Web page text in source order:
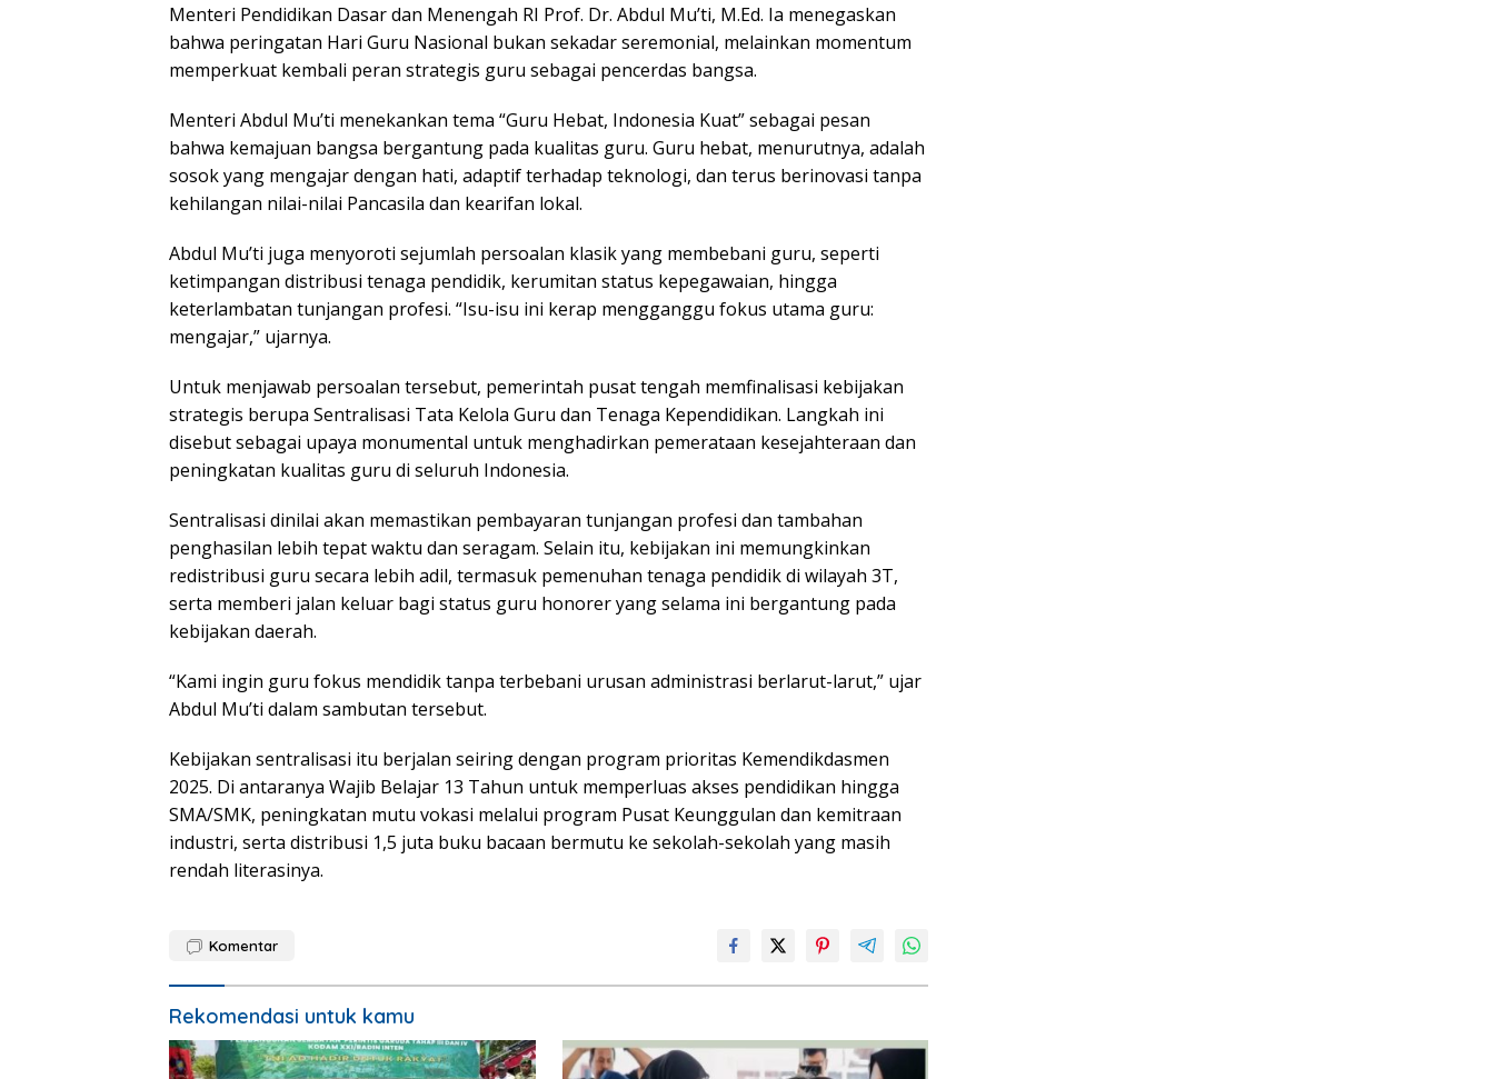
Menteri Pendidikan Dasar dan Menengah RI Prof. Dr. Abdul Mu’ti, M.Ed. Ia menegaskan
bahwa peringatan Hari Guru Nasional bukan sekadar seremonial, melainkan momentum
memperkuat kembali peran strategis guru sebagai pencerdas bangsa.
Menteri Abdul Mu’ti menekankan tema “Guru Hebat, Indonesia Kuat” sebagai pesan
bahwa kemajuan bangsa bergantung pada kualitas guru. Guru hebat, menurutnya, adalah
sosok yang mengajar dengan hati, adaptif terhadap teknologi, dan terus berinovasi tanpa
kehilangan nilai-nilai Pancasila dan kearifan lokal.
Abdul Mu’ti juga menyoroti sejumlah persoalan klasik yang membebani guru, seperti
ketimpangan distribusi tenaga pendidik, kerumitan status kepegawaian, hingga
keterlambatan tunjangan profesi. “Isu-isu ini kerap mengganggu fokus utama guru:
mengajar,” ujarnya.
Untuk menjawab persoalan tersebut, pemerintah pusat tengah memfinalisasi kebijakan
strategis berupa Sentralisasi Tata Kelola Guru dan Tenaga Kependidikan. Langkah ini
disebut sebagai upaya monumental untuk menghadirkan pemerataan kesejahteraan dan
peningkatan kualitas guru di seluruh Indonesia.
Sentralisasi dinilai akan memastikan pembayaran tunjangan profesi dan tambahan
penghasilan lebih tepat waktu dan seragam. Selain itu, kebijakan ini memungkinkan
redistribusi guru secara lebih adil, termasuk pemenuhan tenaga pendidik di wilayah 3T,
serta memberi jalan keluar bagi status guru honorer yang selama ini bergantung pada
kebijakan daerah.
“Kami ingin guru fokus mendidik tanpa terbebani urusan administrasi berlarut-larut,” ujar
Abdul Mu’ti dalam sambutan tersebut.
Kebijakan sentralisasi itu berjalan seiring dengan program prioritas Kemendikdasmen
2025. Di antaranya Wajib Belajar 13 Tahun untuk memperluas akses pendidikan hingga
SMA/SMK, peningkatan mutu vokasi melalui program Pusat Keunggulan dan kemitraan
industri, serta distribusi 1,5 juta buku bacaan bermutu ke sekolah-sekolah yang masih
rendah literasinya.
Komentar
Rekomendasi untuk kamu